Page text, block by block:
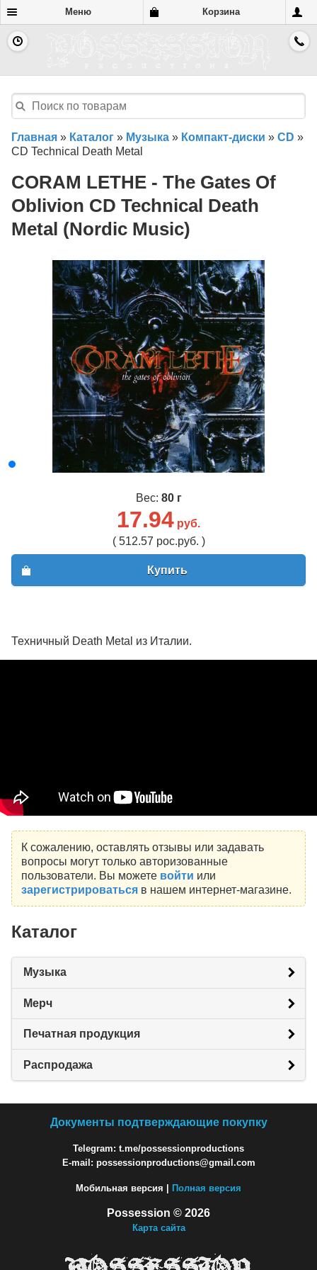
Меню Корзина
Главная » Каталог » Музыка » Компакт-диски » CD »
CD Technical Death Metal
CORAM LETHE - The Gates Of
Oblivion CD Technical Death
Metal (Nordic Music)
Вес: 80 г
17.94 руб.
( 512.57 рос.руб. )
Купить
Техничный Death Metal из Италии.
К сожалению, оставлять отзывы или задавать
вопросы могут только авторизованные
пользователи. Вы можете войти или
зарегистрироватьсяв нашем интернет-магазине.
Каталог
Музыка
Мерч
Печатная продукция
Распродажа
Документы подтверждающие покупку
Telegram: t.me/possessionproductions
E-mail: possessionproductions@gmail.com
Мобильная версия | Полная версия
Possession © 2026
Карта сайта